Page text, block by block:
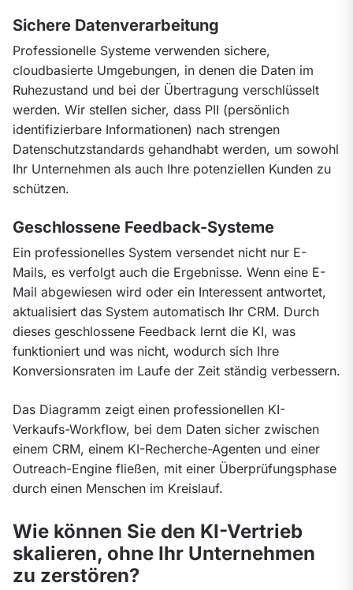
Sichere Datenverarbeitung
Professionelle Systeme verwenden sichere,
cloudbasierte Umgebungen, in denen die Daten im
Ruhezustand und bei der Übertragung verschlüsselt
werden. Wir stellen sicher, dass PII (persönlich
identifizierbare Informationen) nach strengen
Datenschutzstandards gehandhabt werden, um sowohl
Ihr Unternehmen als auch Ihre potenziellen Kunden zu
schützen.
Geschlossene Feedback-Systeme
Ein professionelles System versendet nicht nur E-
Mails, es verfolgt auch die Ergebnisse. Wenn eine E-
Mail abgewiesen wird oder ein Interessent antwortet,
aktualisiert das System automatisch Ihr CRM. Durch
dieses geschlossene Feedback lernt die KI, was
funktioniert und was nicht, wodurch sich Ihre
Konversionsraten im Laufe der Zeit ständig verbessern.
Das Diagramm zeigt einen professionellen KI-
Verkaufs-Workflow, bei dem Daten sicher zwischen
einem CRM, einem KI-Recherche-Agenten und einer
Outreach-Engine fließen, mit einer Überprüfungsphase
durch einen Menschen im Kreislauf.
Wie können Sie den KI-Vertrieb
skalieren, ohne Ihr Unternehmen
zu zerstören?